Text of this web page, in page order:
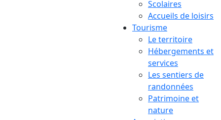
Scolaires
Accueils de loisirs
Tourisme
Le territoire
Hébergements et
services
Les sentiers de
randonnées
Patrimoine et
nature